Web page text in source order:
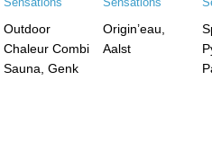
Outdoor
Chaleur Combi
Sauna, Genk
Origin’eau,
Aalst